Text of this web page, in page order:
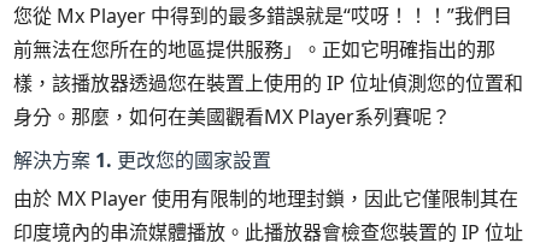
您從 Mx Player 中得到的最多錯誤就是“哎呀！！！”我們目
前無法在您所在的地區提供服務」。正如它明確指出的那
樣，該播放器透過您在裝置上使用的 IP 位址偵測您的位置和
身分。那麼，如何在美國觀看MX Player系列賽呢？
解決方案 1. 更改您的國家設置
由於 MX Player 使用有限制的地理封鎖，因此它僅限制其在
印度境內的串流媒體播放。此播放器會檢查您裝置的 IP 位址